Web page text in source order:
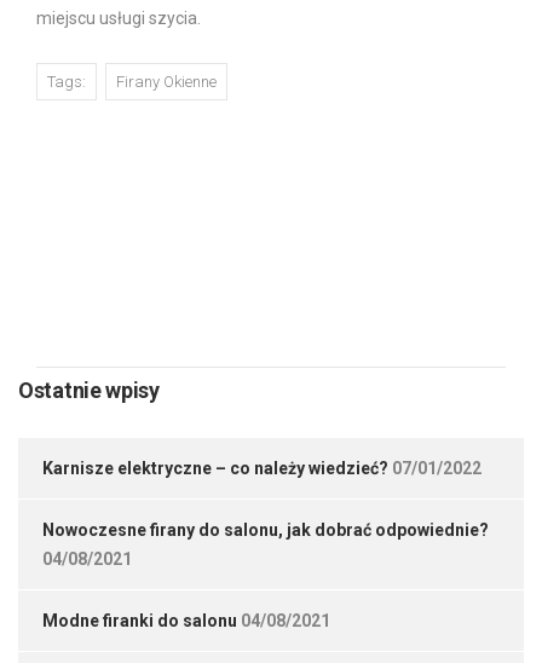
miejscu usługi szycia.
Tags: Firany Okienne
Ostatnie wpisy
Karnisze elektryczne – co należy wiedzieć? 07/01/2022
Nowoczesne firany do salonu, jak dobrać odpowiednie?
04/08/2021
Modne firanki do salonu 04/08/2021